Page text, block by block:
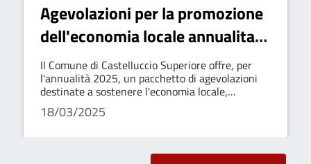
Agevolazioni per la promozione
dell'economia locale annualita'
2025
Il Comune di Castelluccio Superiore offre, per
l'annualità 2025, un pacchetto di agevolazioni
destinate a sostenere l'economia locale,
favorendo la crescita e lo sviluppo delle attività
economiche, commerciali e artigianali presenti
18/03/2025